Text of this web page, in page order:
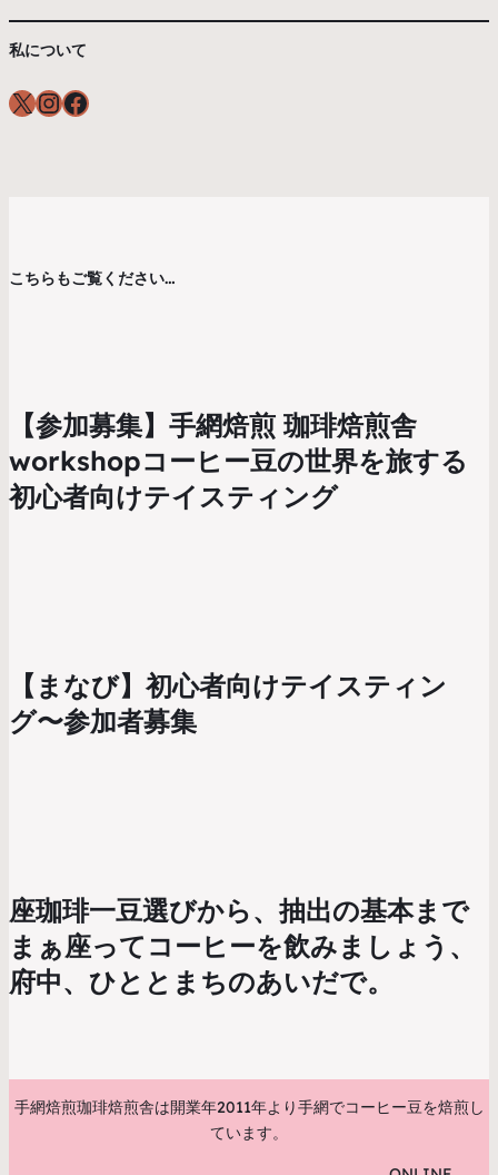
私について
X InstagramFacebook
こちらもご覧ください…
【参加募集】手網焙煎 珈琲焙煎舎
workshopコーヒー豆の世界を旅する
初心者向けテイスティング
【まなび】初心者向けテイスティン
グ〜参加者募集
座珈琲一豆選びから、抽出の基本まで
まぁ座ってコーヒーを飲みましょう、
府中、ひととまちのあいだで。
手網焙煎珈琲焙煎舎は開業年2011年より手網でコーヒー豆を焙煎し
ています。